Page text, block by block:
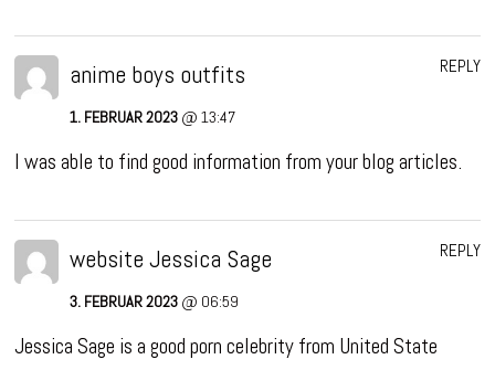
anime boys outfits
1. FEBRUAR 2023 @ 13:47
I was able to find good information from your blog articles.
REPLY
website Jessica Sage
3. FEBRUAR 2023 @ 06:59
Jessica Sage is a good porn celebrity from United State
REPLY